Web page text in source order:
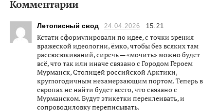
Комментарии
Летописный свод 24.04.2026 15:21
Кстати сформулировали по идее, с точки зрения
вражеской идеологии, ёмко, чтобы без всяких там
рассюсюкиваний, сиречь — «мочить» можно будет
всё, что так или иначе связано с Городом Героем
Мурманск, Столицей российской Арктики,
круглогодичным незамерзающим портом. Теперь в
европах не найти будет всего, что связано с
Мурманском. Будут этикетки переклеивать, и
сопроводиловку переписывать.